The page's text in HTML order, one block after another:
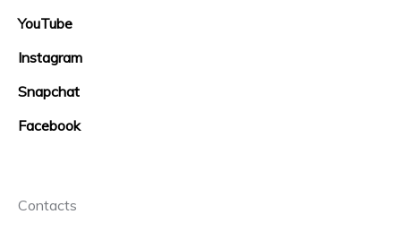
YouTube
Instagram
Snapchat
Facebook
Contacts